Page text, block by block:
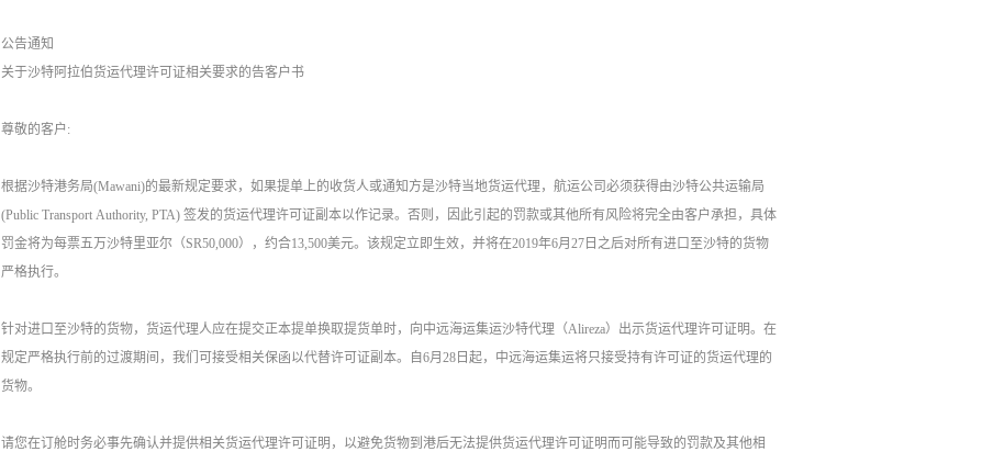
公告通知
关于沙特阿拉伯货运代理许可证相关要求的告客户书
尊敬的客户:
根据沙特港务局(Mawani)的最新规定要求，如果提单上的收货人或通知方是沙特当地货运代理，航运公司必须获得由沙特公共运输局
(Public Transport Authority, PTA) 签发的货运代理许可证副本以作记录。否则，因此引起的罚款或其他所有风险将完全由客户承担，具体
罚金将为每票五万沙特里亚尔（SR50,000），约合13,500美元。该规定立即生效，并将在2019年6月27日之后对所有进口至沙特的货物
严格执行。
针对进口至沙特的货物，货运代理人应在提交正本提单换取提货单时，向中远海运集运沙特代理（Alireza）出示货运代理许可证明。在
规定严格执行前的过渡期间，我们可接受相关保函以代替许可证副本。自6月28日起，中远海运集运将只接受持有许可证的货运代理的
货物。
请您在订舱时务必事先确认并提供相关货运代理许可证明，以避免货物到港后无法提供货运代理许可证明而可能导致的罚款及其他相